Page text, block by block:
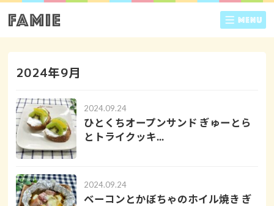
2024年9月
2024.09.24
ひとくちオープンサンド ぎゅーとら
とトライクッキ...
2024.09.24
ベーコンとかぼちゃのホイル焼き ぎ